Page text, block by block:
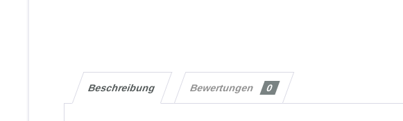
Beschreibung Bewertungen 0